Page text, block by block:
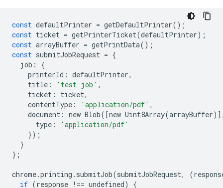
const defaultPrinter = getDefaultPrinter();
const ticket = getPrinterTicket(defaultPrinter);
const arrayBuffer = getPrintData();
const submitJobRequest = {
job :
{
printerId : defaultPrinter,
title : 'test job' ,
ticket : ticket,
contentType : 'application/pdf' ,
document : new Blob([new Uint8Array(arrayBuffer
type :
'application/pdf'
});
}
};
chrome.printing . submitJob(submitJobRequest, (
if (response !== undefined)
{